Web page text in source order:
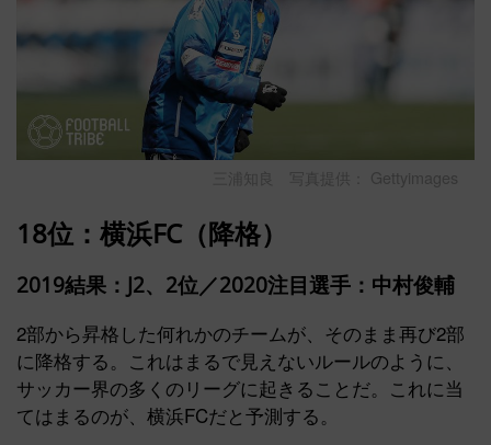
三浦知良 写真提供： Gettyimages
18位：横浜FC（降格）
2019結果：J2、2位／2020注目選手：中村俊輔
2部から昇格した何れかのチームが、そのまま再び2部
に降格する。これはまるで見えないルールのように、
サッカー界の多くのリーグに起きることだ。これに当
てはまるのが、横浜FCだと予測する。